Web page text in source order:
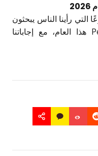
التي رأينا الناس يبحثون
عنها ويسألون عنها حول Pendium هذا العام، مع إجاباتنا